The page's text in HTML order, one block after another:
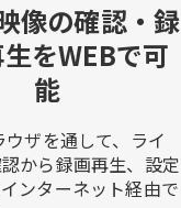
像の確認・録
をWEBで可
能
ウザを通して、ライ
から録画再生、設定
ンターネット経由で